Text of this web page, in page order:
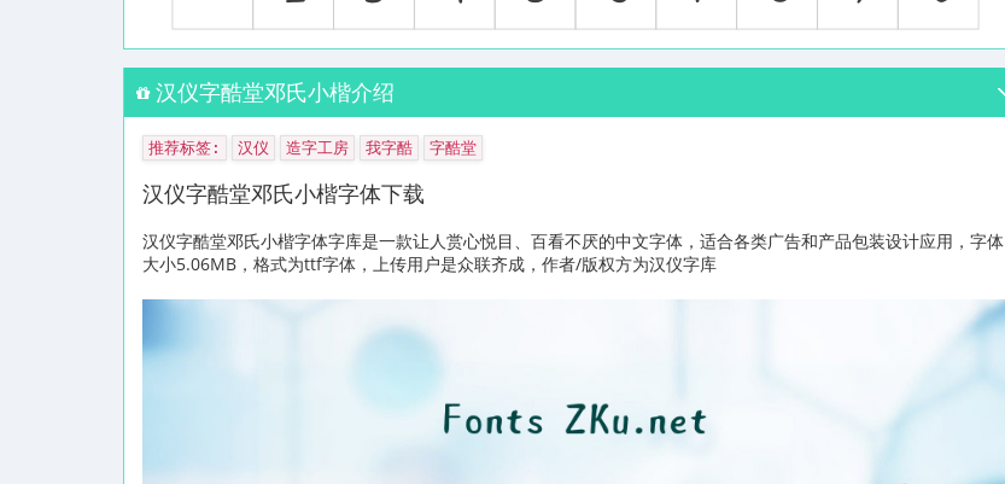
汉仪字酷堂邓氏小楷介绍
推荐标签: 汉仪 造字工房 我字酷 字酷堂
汉仪字酷堂邓氏小楷字体下载
汉仪字酷堂邓氏小楷字体字库是一款让人赏心悦目、百看不厌的中文字体，适合各类广告和产品包装设计应用，字体
大小5.06MB，格式为ttf字体，上传用户是众联齐成，作者/版权方为汉仪字库